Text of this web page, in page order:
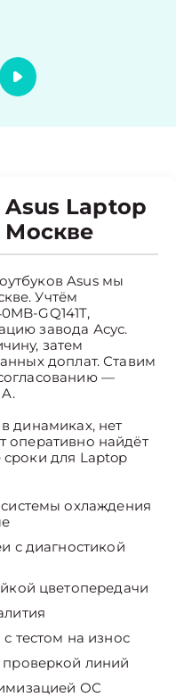
Laptop
Москве
Asus мы
Учтём
GQ141T,
завода Асус.
затем
доплат. Ставим
—
динамиках, нет
оперативно найдёт
сроки для Laptop
охлаждения
с диагностикой
цветопередачи
тестом на износ
линий
ОС